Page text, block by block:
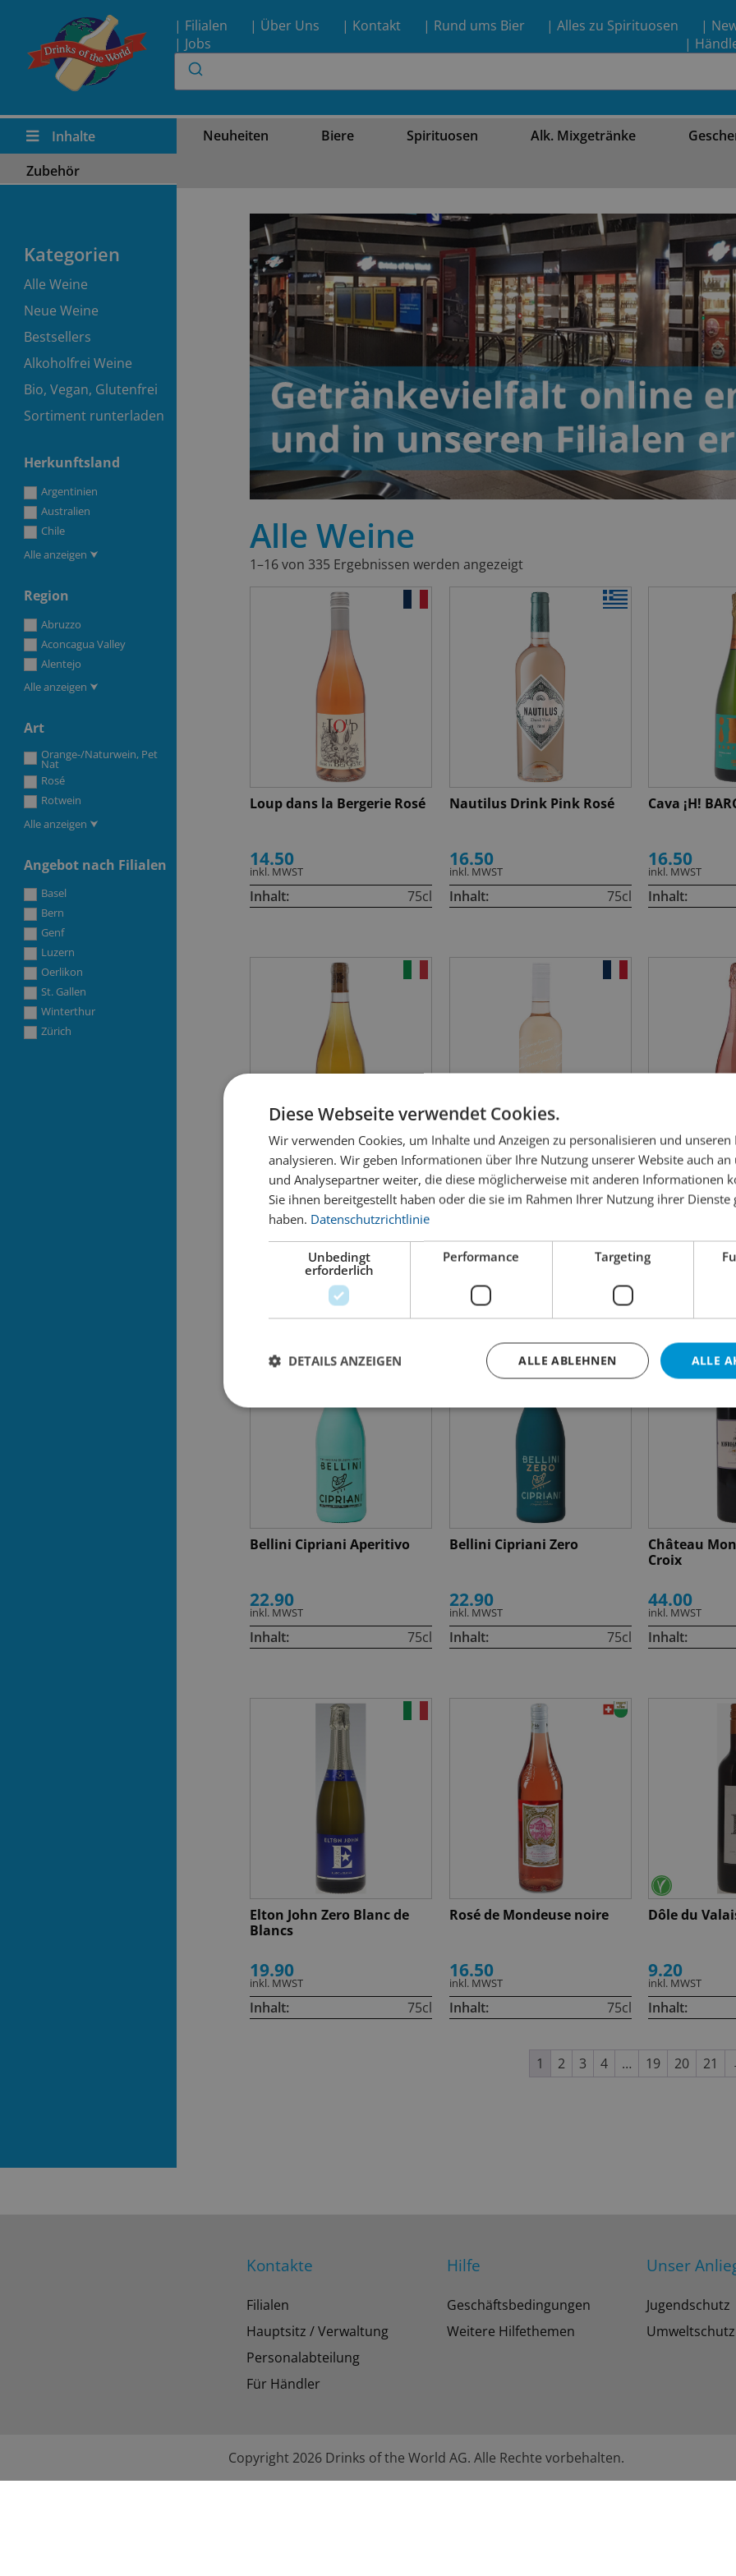
| Filialen | Über Uns | Kontakt | Rund ums Bier | Alles zu Spirituosen
|
| Jobs
|
Inhalte Neuheiten Biere Spirituosen Alk. Mixgetränke
Zubehör
Kategorien
Alle Weine
Neue Weine
Bestsellers
Alkoholfrei Weine
Bio, Vegan, Glutenfrei
Sortiment runterladen
Herkunftsland
Argentinien
Australien
Chile
Alle anzeigen ⮟
Region
Abruzzo
Aconcagua Valley
Alentejo
Alle anzeigen ⮟
Art
Orange-/Naturwein, Pet
Nat
Rosé
Rotwein
Alle anzeigen ⮟
Angebot nach Filialen
Basel
Bern
Genf
Luzern
Oerlikon
St. Gallen
Winterthur
Zürich
Alle Weine
1–16 von 335 Ergebnissen werden angezeigt
Loup dans la Bergerie Rosé
14.50
inkl. MWST
Inhalt: 75cl
Nautilus Drink Pink Rosé
16.50
inkl. MWST
Inhalt: 75cl
Cava ¡H!
16.50
inkl. MWST
Inhalt:
Arancino Orange Wine
18.50
inkl. MWST
Pink O’Clock
inkl. MWST
Inhalt: 75cl
Rosé Lionel
10
inkl. MWST
Inhalt:
Bellini Cipriani Aperitivo
22.90
inkl. MWST
Inhalt: 75cl
Bellini Cipriani Zero
22.90
inkl. MWST
Inhalt: 75cl
Château
Croix
44.00
inkl. MWST
Inhalt:
Elton John Zero Blanc de
Blancs
19.90
inkl. MWST
Inhalt: 75cl
Rosé de Mondeuse noire
16.50
inkl. MWST
Inhalt: 75cl
Dôle du
9.20
inkl. MWST
Inhalt:
1 2 3 4 … 19 20 21
Kontakte
Filialen
Hauptsitz / Verwaltung
Personalabteilung
Für Händler
Hilfe
Geschäftsbedingungen
Weitere Hilfethemen
Unser
Jugendschutz
Umweltschutz
Copyright 2026 Drinks of the World AG. Alle Rechte vorbehalten.
Diese Webseite verwendet Cookies.
Wir verwenden Cookies, um Inhalte und Anzeigen zu personalisieren und unseren
analysieren. Wir geben Informationen über Ihre Nutzung unserer Website auch an
und Analysepartner weiter, die diese möglicherweise mit anderen Informationen
Sie ihnen bereitgestellt haben oder die sie im Rahmen Ihrer Nutzung ihrer Dienste
haben. Datenschutzrichtlinie
Unbedingt
erforderlich
Performance Targeting
ALLE
ALLE ABLEHNEN
DETAILS ANZEIGEN